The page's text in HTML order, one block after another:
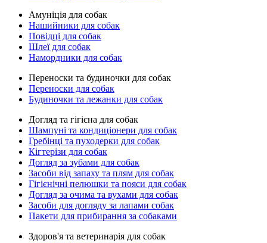
Амуніція для собак
Нашийники для собак
Повідці для собак
Шлеї для собак
Намордники для собак
Переноски та будиночки для собак
Переноски для собак
Будиночки та лежанки для собак
Догляд та гігієна для собак
Шампуні та кондиціонери для собак
Гребінці та пуходерки для собак
Кігтерізи для собак
Догляд за зубами для собак
Засоби від запаху та плям для собак
Гігієнічні пелюшки та пояси для собак
Догляд за очима та вухами для собак
Засоби для догляду за лапами собак
Пакети для прибирання за собаками
Здоров'я та ветеринарія для собак